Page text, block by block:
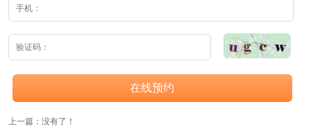
在线预约
上一篇：没有了！